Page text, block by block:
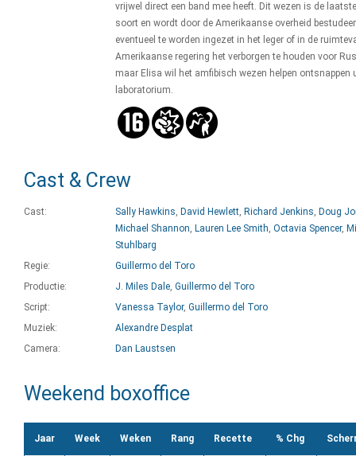
vrijwel direct een band mee heeft. Dit wezen is de
soort en wordt door de Amerikaanse overheid
eventueel te worden ingezet in het leger of in de
Amerikaanse regering het verborgen te houden voor
maar Elisa wil het amfibisch wezen helpen ontsnappen
laboratorium.
Cast & Crew
Cast: Sally Hawkins, David Hewlett, Richard Jenkins, Doug
Michael Shannon, Lauren Lee Smith, Octavia Spencer,
Stuhlbarg
Regie:
Guillermo del Toro
Productie:
J. Miles Dale, Guillermo del Toro
Script:
Vanessa Taylor, Guillermo del Toro
Muziek:
Alexandre Desplat
Camera:
Dan Laustsen
Weekend boxoffice
Jaar Week Weken Rang Recette % Chg